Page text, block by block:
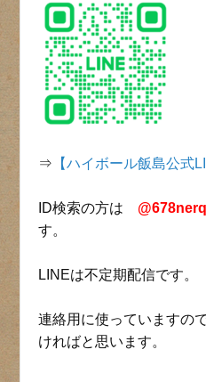
⇒ 【ハイボール飯島公式
ID検索の方は
す。
LINEは不定期配信です。
連絡用に使っていますの
ければと思います。